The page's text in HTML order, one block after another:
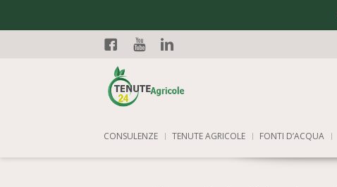
Facebook
CONSULENZE TENUTE AGRICOLE FONTI D’ACQUA